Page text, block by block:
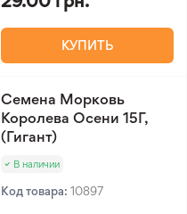
КУПИТЬ
Семена Морковь
Королева Осени 15Г,
(Гигант)
В наличии
Код товара: 10897